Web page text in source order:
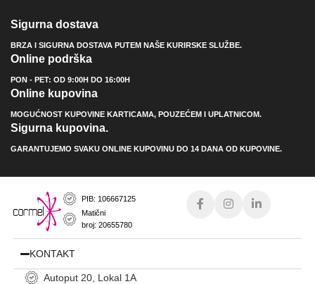
Sigurna dostava
BRZA I SIGURNA DOSTAVA PUTEM NAŠE KURIRSKE SLUŽBE.
Online podrška
PON - PET: OD 9:00H DO 16:00H
Online kupovina
MOGUĆNOST KUPOVINE KARTICAMA, POUZEĆEM I UPLATNICOM.
Sigurna kupovina.
GARANTUJEMO SVAKU ONLINE KUPOVINU DO 14 DANA OD KUPOVINE.
PIB: 106667125
Matični
broj: 20655780
KONTAKT
Autoput 20, Lokal 1A